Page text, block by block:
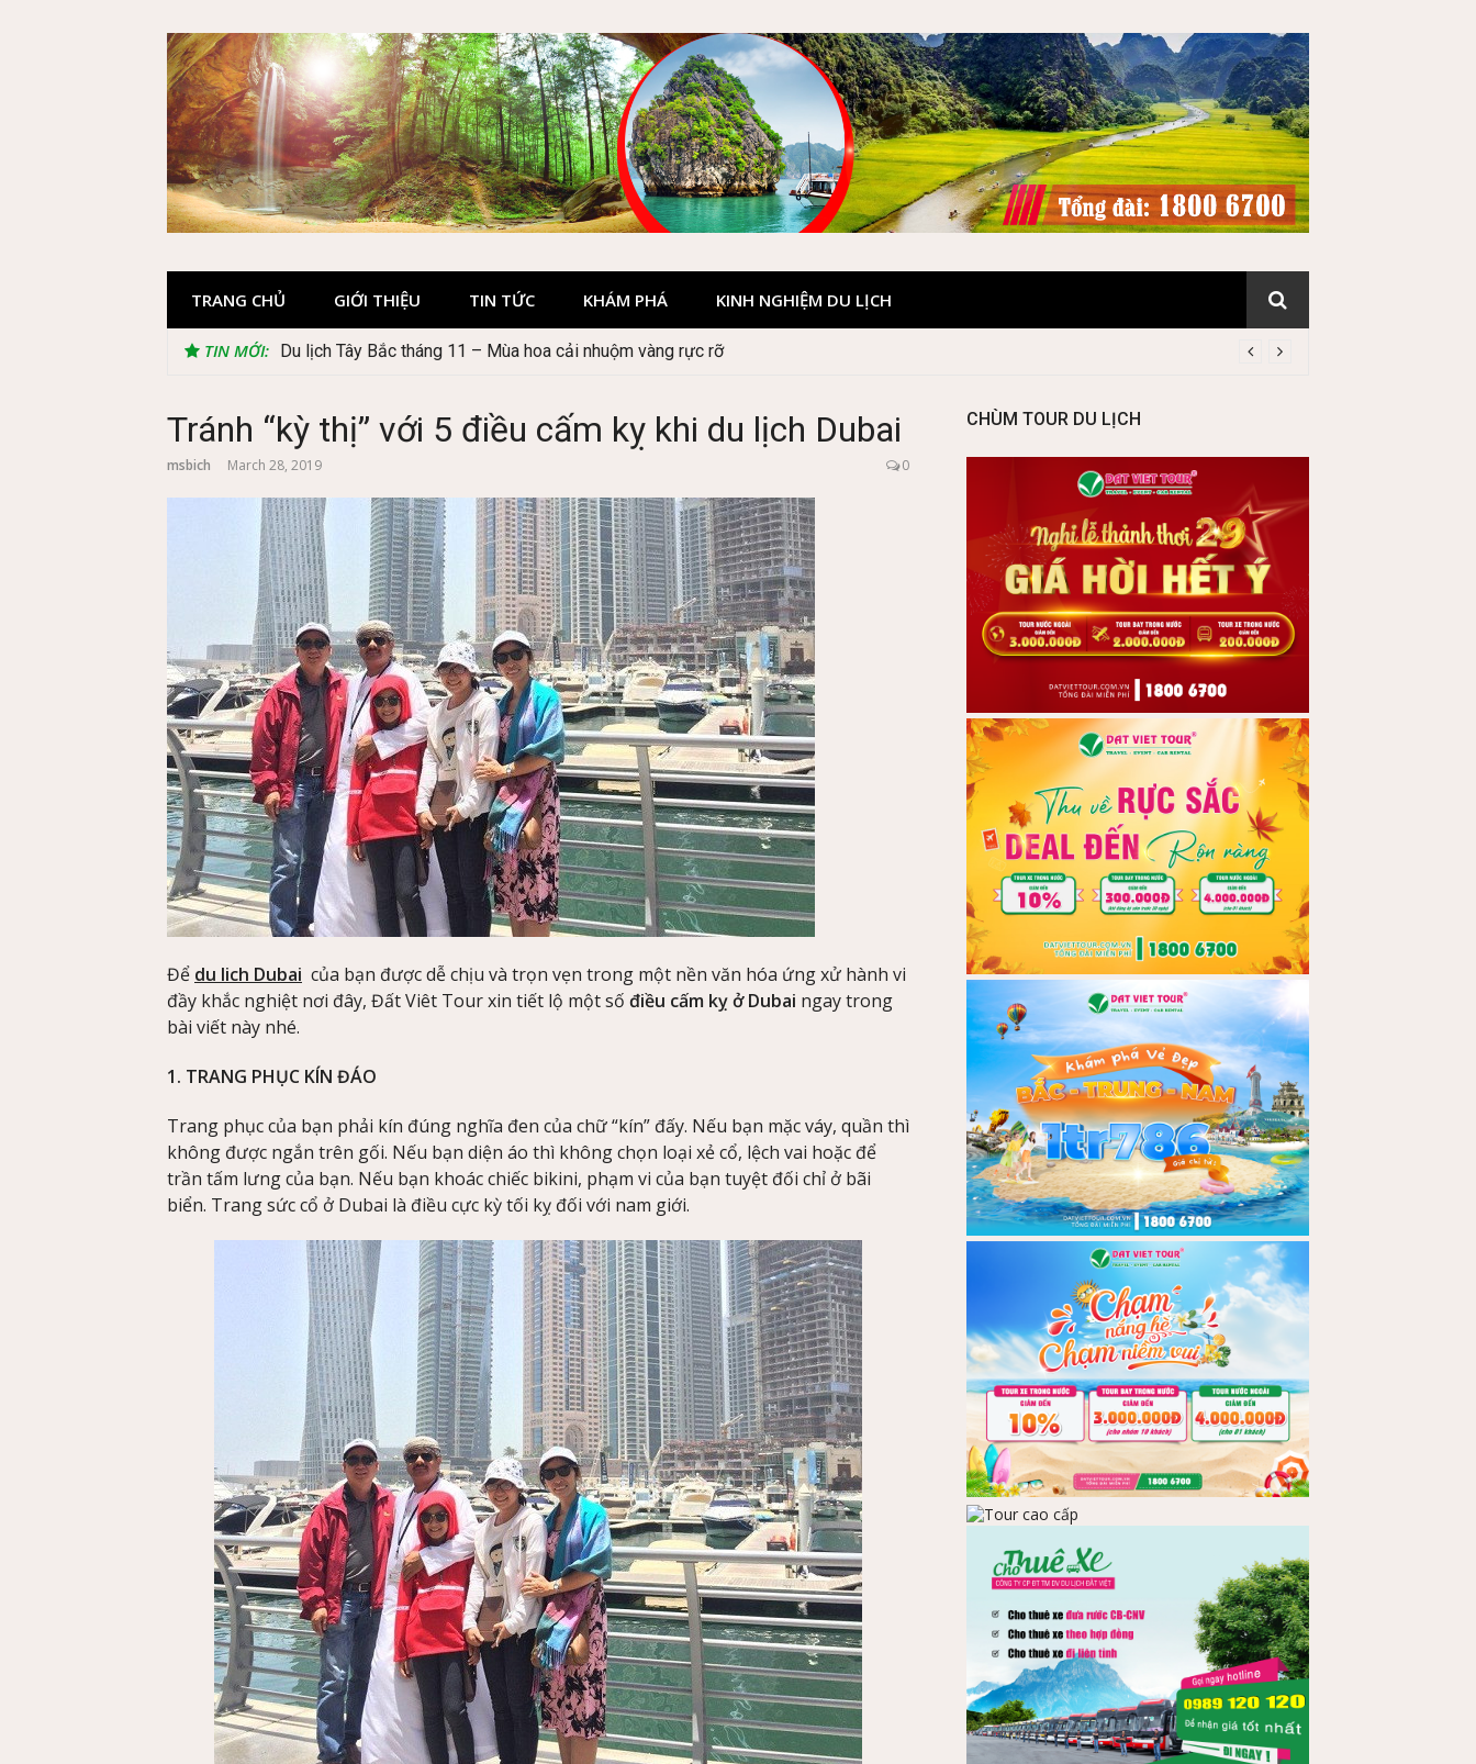
TRANG CHỦ GIỚI THIỆU TIN TỨC KHÁM PHÁ KINH NGHIỆM DU LỊCH
TIN MỚI: Du lịch Tây Bắc tháng 11 – Mùa hoa cải nhuộm vàng rực rỡ
Lễ 2/9 đi Phú Quốc: Nên đi tour hay tự túc tiết kiệm hơn
Tránh “kỳ thị” với 5 điều cấm kỵ khi du lịch Dubai
msbich March 28, 2019 0
Để du lich Dubai của bạn được dễ chịu và trọn vẹn trong một nền văn hóa ứng xử hành vi
đầy khắc nghiệt nơi đây, Đất Viêt Tour xin tiết lộ một số điều cấm kỵ ở Dubai ngay trong
bài viết này nhé.
1. TRANG PHỤC KÍN ĐÁO
Trang phục của bạn phải kín đúng nghĩa đen của chữ “kín” đấy. Nếu bạn mặc váy, quần thì
không được ngắn trên gối. Nếu bạn diện áo thì không chọn loại xẻ cổ, lệch vai hoặc để
trần tấm lưng của bạn. Nếu bạn khoác chiếc bikini, phạm vi của bạn tuyệt đối chỉ ở bãi
biển. Trang sức cổ ở Dubai là điều cực kỳ tối kỵ đối với nam giới.
CHÙM TOUR DU LỊCH